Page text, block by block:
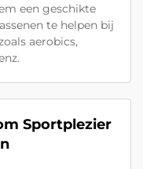
een geschikte
te helpen bij
aerobics,
Sportplezier